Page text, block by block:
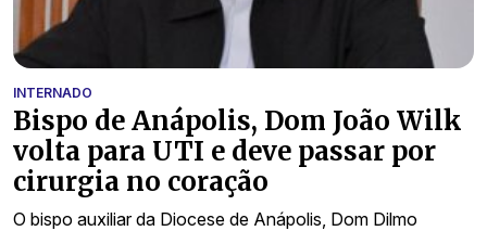
INTERNADO
Bispo de Anápolis, Dom João Wilk
volta para UTI e deve passar por
cirurgia no coração
O bispo auxiliar da Diocese de Anápolis, Dom Dilmo